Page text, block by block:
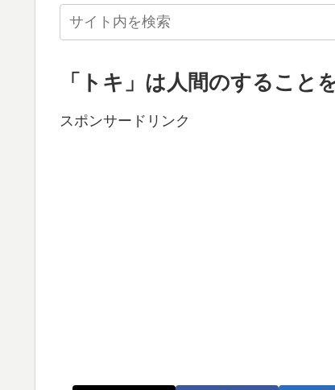
「トキ」は人間のすること
スポンサードリンク